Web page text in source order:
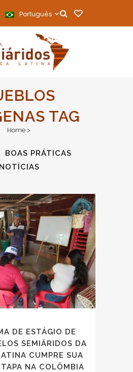
Português
TAG
Home>
BOAS PRÁTICAS
NOTÍCIAS
DE ESTÁGIO DE
SEMIÁRIDOS DA
CUMPRE SUA
NA COLÔMBIA